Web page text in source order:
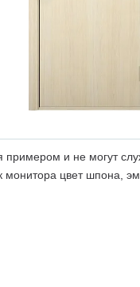
и не могут
монитора цвет шпона,